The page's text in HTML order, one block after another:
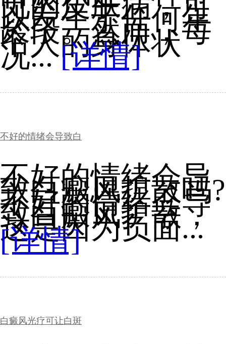
以发生于任何年
龄段。然而，每
个人的身体状
况...[详情]
不好的情绪会导致白
不好的情绪会导
致白癜风扩散吗?
不好的情绪会导
致白癜风扩散，
这是因为负面...
[详情]
白癜风光疗可让白斑